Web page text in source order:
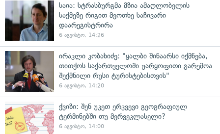
საია: სტრასბურგმა მზია ამაღლობელის
საქმეზე რიგით მეოთხე საჩივარი
დაარეგისტრირა
6 აგვისტო, 14:26
ირაკლი კობახიძე: "ყალბი შინაარსი იქმნება,
თითქოს საქართველოში უარყოფითი გარემოა
შექმნილი რუსი ტურისტებისთვის"
6 აგვისტო, 14:20
ქვიზი: შენ უკეთ ერკვევი გეოგრაფიულ
ტერმინებში თუ მერვეკლასელი?
6 აგვისტო, 14:00